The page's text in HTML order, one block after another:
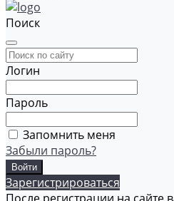
Поиск
Логин
Пароль
Запомнить меня
Забыли пароль?
Зарегистрироваться